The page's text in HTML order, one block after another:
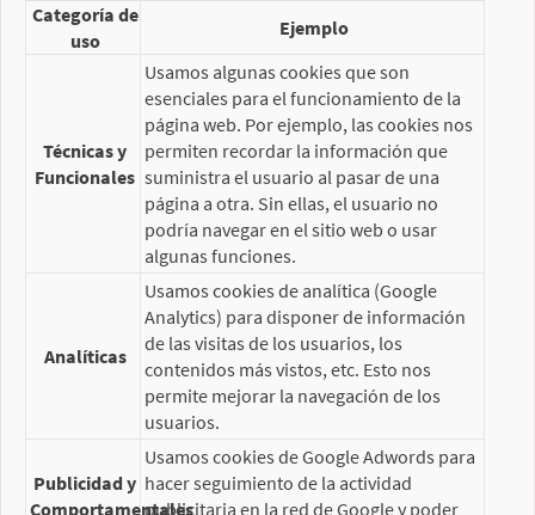
Categoría de
uso
Ejemplo
Técnicas y
Funcionales
Usamos algunas cookies que son
esenciales para el funcionamiento de la
página web. Por ejemplo, las cookies nos
permiten recordar la información que
suministra el usuario al pasar de una
página a otra. Sin ellas, el usuario no
podría navegar en el sitio web o usar
algunas funciones.
Analíticas
Usamos cookies de analítica (Google
Analytics) para disponer de información
de las visitas de los usuarios, los
contenidos más vistos, etc. Esto nos
permite mejorar la navegación de los
usuarios.
Publicidad y
Comportamentales
Usamos cookies de Google Adwords para
hacer seguimiento de la actividad
publicitaria en la red de Google y poder